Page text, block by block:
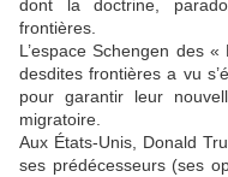
dont la doctrine,
frontières.
L’espace Schengen des
desdites frontières a vu
pour garantir leur
migratoire.
Aux États-Unis, Donald
ses prédécesseurs (ses